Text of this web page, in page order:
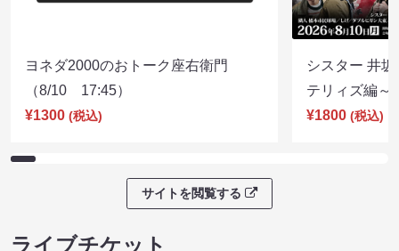
ヨネダ2000のおトーク座右衛門
（8/10 17:45）
¥1300 (税込)
シスター 井
テリィズ編
¥1800 (税込)
サイトを閲覧する
ライブチケット